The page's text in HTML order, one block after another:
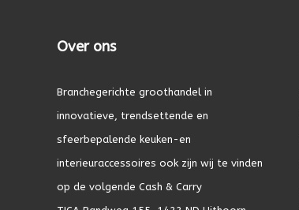
Over ons
Branchegerichte groothandel in
innovatieve, trendsettende en
sfeerbepalende keuken-en
interieuraccessoires ook zijn wij te vinden
op de volgende Cash & Carry